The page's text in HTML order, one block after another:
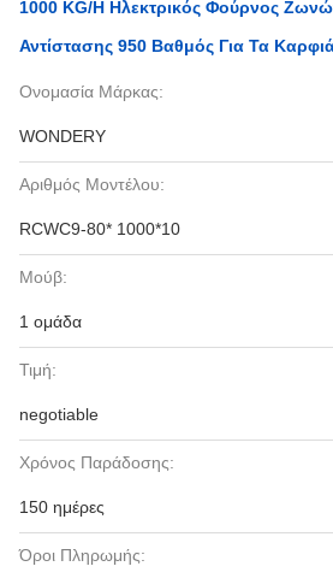
1000 KG/H Ηλεκτρικός Φούρνος
Αντίστασης 950 Βαθμός Για Τα Καρφιά
Ονομασία Μάρκας:
WONDERY
Αριθμός Μοντέλου:
RCWC9-80* 1000*10
Μούβ:
1 ομάδα
Τιμή:
negotiable
Χρόνος Παράδοσης:
150 ημέρες
Όροι Πληρωμής: